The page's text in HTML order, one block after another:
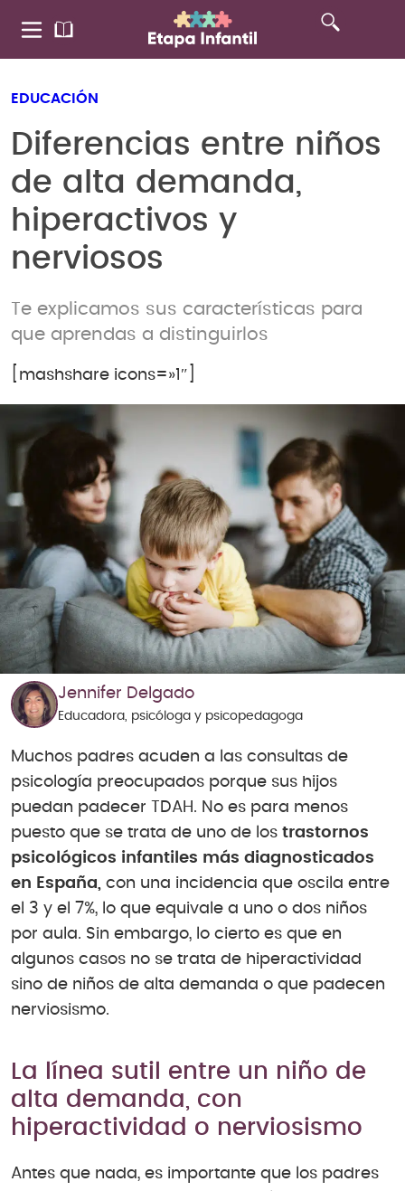
EDUCACIÓN
Diferencias entre niños
de alta demanda,
hiperactivos y
nerviosos
Te explicamos sus características para
que aprendas a distinguirlos
[mashshare icons=»1″]
Jennifer Delgado
Educadora, psicóloga y psicopedagoga
Muchos padres acuden a las consultas de
psicología preocupados porque sus hijos
puedan padecer TDAH. No es para menos
puesto que se trata de uno de los trastornos
psicológicos infantiles más diagnosticados
en España, con una incidencia que oscila entre
el 3 y el 7%, lo que equivale a uno o dos niños
por aula. Sin embargo, lo cierto es que en
algunos casos no se trata de hiperactividad
sino de niños de alta demanda o que padecen
nerviosismo.
La línea sutil entre un niño de
alta demanda, con
hiperactividad o nerviosismo
Antes que nada, es importante que los padres